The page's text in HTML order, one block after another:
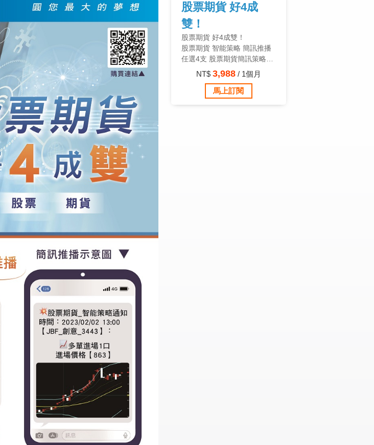
股票期貨 好4成
雙！
股票期貨 好4成雙！
股票期貨 智能策略 簡訊推播
任選4支 股票期貨簡訊策略
3,988/月
買兩個月，再送兩個月！
NT$ 3,988/ 1個月
馬上訂閱